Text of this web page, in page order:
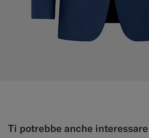
Ti potrebbe anche interessare